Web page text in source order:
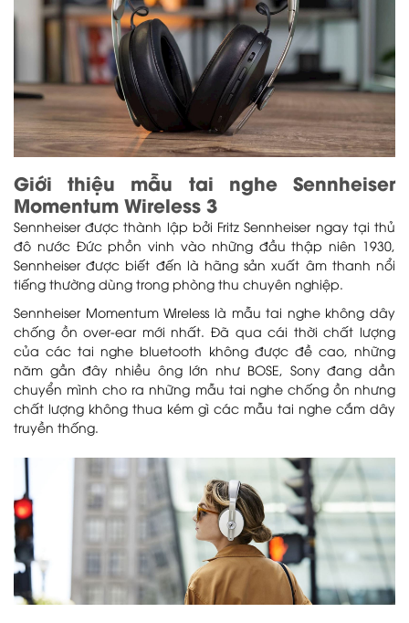
Giới thiệu mẫu tai nghe Sennheiser
Momentum Wireless 3
Sennheiser được thành lập bởi Fritz Sennheiser ngay tại thủ
đô nước Đức phồn vinh vào những đầu thập niên 1930,
Sennheiser được biết đến là hãng sản xuất âm thanh nổi
tiếng thường dùng trong phòng thu chuyên nghiệp.
Sennheiser Momentum Wireless là mẫu tai nghe không dây
chống ồn over-ear mới nhất. Đã qua cái thời chất lượng
của các tai nghe bluetooth không được đề cao, những
năm gần đây nhiều ông lớn như BOSE, Sony đang dần
chuyển mình cho ra những mẫu tai nghe chống ồn nhưng
chất lượng không thua kém gì các mẫu tai nghe cắm dây
truyền thống.